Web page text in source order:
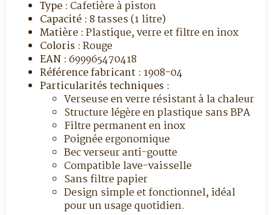
Type :Cafetière à piston
Capacité :8 tasses (1 litre)
Matière :Plastique, verre et filtre en inox
Coloris :Rouge
EAN :699965470418
Référence fabricant : 1908-04
Particularités techniques :
Verseuse en verre résistant à la chaleur
Structure légère en plastique sans BPA
Filtre permanent en inox
Poignée ergonomique
Bec verseur anti-goutte
Compatible lave-vaisselle
Sans filtre papier
Design simple et fonctionnel, idéal
pour un usage quotidien.